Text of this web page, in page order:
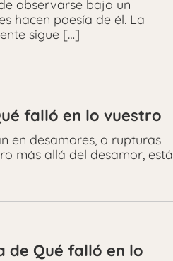
observarse bajo un
hacen poesía de él. La
sigue […]
falló en lo vuestro
en desamores, o rupturas
más allá del desamor, está
de Qué falló en lo